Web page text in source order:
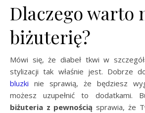
Dlaczego warto
biżuterię?
Mówi się, że diabeł tkwi w
stylizacji tak właśnie jest. Dobrze
bluzki nie sprawią, że będziesz
możesz uzupełnić to dodatkami.
biżuteria z pewnością sprawia, że